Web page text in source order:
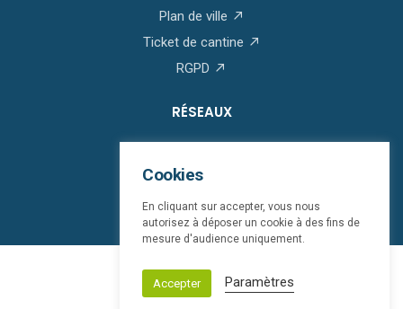
Plan de ville
Ticket de cantine
RGPD
RÉSEAUX
© Saint-Martin-Boulogne 2026
Cookies
En cliquant sur accepter, vous nous
autorisez à déposer un cookie à des fins de
mesure d'audience uniquement.
Accepter Paramètres